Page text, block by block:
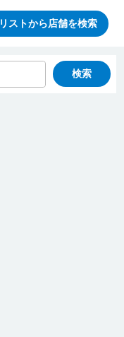
リストから店舗を検索
検索